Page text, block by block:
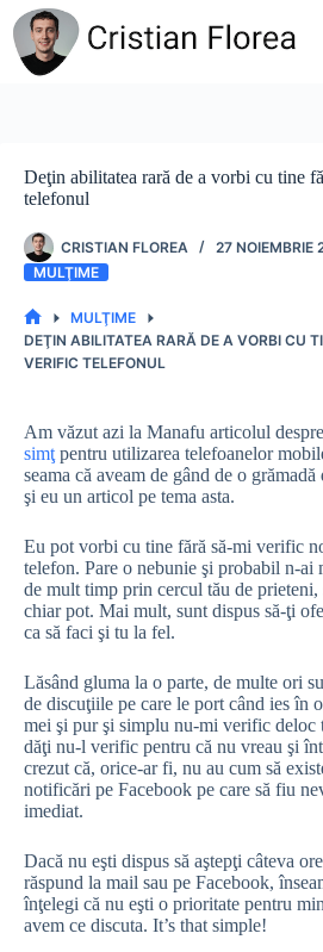
Sari
conținut
Deţin abilitatea rară de a vorbi cu tine
telefonul
CRISTIAN FLOREA
27 NOIEMBRIE
MULŢIME
PRIMA
PAGINĂ
MULŢIME
DEŢIN ABILITATEA RARĂ DE A VORBI CU
VERIFIC TELEFONUL
Am văzut azi la Manafu articolul despre
simţ pentru utilizarea telefoanelor
seama că aveam de gând de o
şi eu un articol pe tema asta.
Eu pot vorbi cu tine fără să-mi verific
telefon. Pare o nebunie şi probabil n-ai
de mult timp prin cercul tău de prieteni,
chiar pot. Mai mult, sunt dispus să-ţi
ca să faci şi tu la fel.
Lăsând gluma la o parte, de multe ori
de discuţiile pe care le port când ies în
mei şi pur şi simplu nu-mi verific deloc
dăţi nu-l verific pentru că nu vreau şi
crezut că, orice-ar fi, nu au cum să
notificări pe Facebook pe care să fiu
imediat.
Dacă nu eşti dispus să aştepţi câteva
răspund la mail sau pe Facebook,
înţelegi că nu eşti o prioritate pentru
avem ce discuta. It’s that simple!